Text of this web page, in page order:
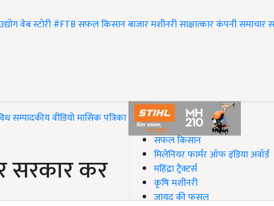
वेब स्टोरी#FTBसफल किसानबाजारमशीनरीसाक्षात्कारकंपनी समाचार
सम्पादकीयवीडियोमासिक पत्रिका
सरकार कर
#Top on Krishi Jagran
सफल किसान
मिलेनियर फार्मर ऑफ इंडिया अवॉर्ड
महिंद्रा ट्रैक्टर्स
कृषि मशीनरी
जायद की फसल